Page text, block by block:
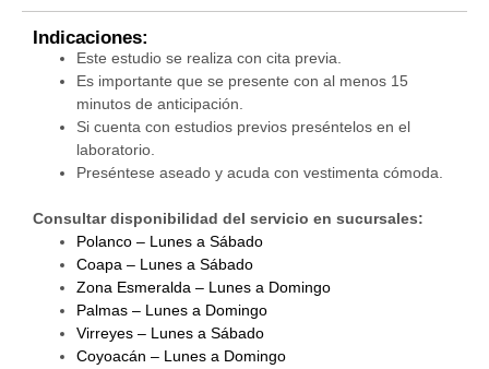
Indicaciones:
Este estudio se realiza con cita previa.
Es importante que se presente con al menos 15
minutos de anticipación.
Si cuenta con estudios previos preséntelos en el
laboratorio.
Preséntese aseado y acuda con vestimenta cómoda.
Consultar disponibilidad del servicio en sucursales:
Polanco – Lunes a Sábado
Coapa – Lunes a Sábado
Zona Esmeralda – Lunes a Domingo
Palmas – Lunes a Domingo
Virreyes – Lunes a Sábado
Coyoacán – Lunes a Domingo